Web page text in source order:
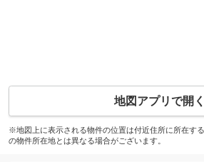
地図アプリで開く
※地図上に表示される物件の位置は付近住所に所在す
の物件所在地とは異なる場合がございます。